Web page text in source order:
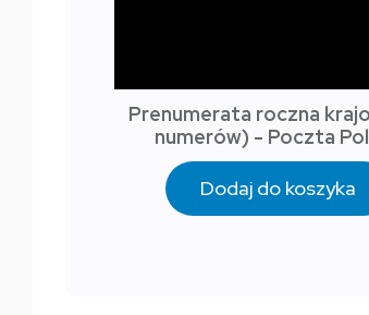
Prenumerata roczna
numerów) - Poczta
Dodaj do koszyka